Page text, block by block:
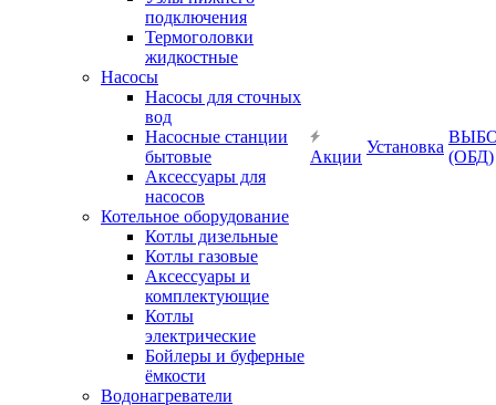
подключения
Термоголовки
жидкостные
Насосы
Насосы для сточных
вод
Насосные станции
бытовые
Аксессуары для
насосов
Котельное оборудование
Котлы дизельные
Котлы газовые
Аксессуары и
комплектующие
Котлы
электрические
Бойлеры и буферные
ёмкости
Водонагреватели
Акции
Установка
(ОБД)